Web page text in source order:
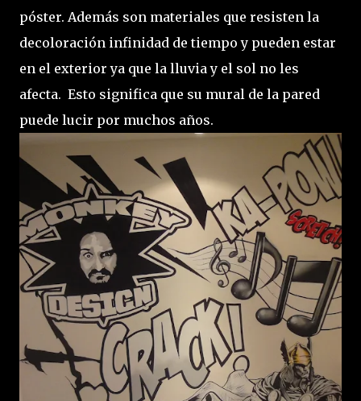
póster. Además son materiales que resisten la
decoloración infinidad de tiempo y pueden estar
en el exterior ya que la lluvia y el sol no les
afecta. Esto significa que su mural de la pared
puede lucir por muchos años.